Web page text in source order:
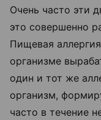
Очень часто эти
это совершенно
Пищевая
организме
один и тот же
организм,
часто в течение